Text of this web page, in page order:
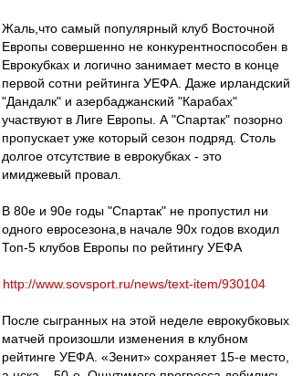
Жаль,что самый популярный клуб Восточной
Европы совершенно не конкурентноспособен в
Еврокубках и логично занимает место в конце
первой сотни рейтинга УЕФА. Даже ирландский
"Дандалк" и азербаджанский "Карабах"
участвуют в Лиге Европы. А "Спартак" позорно
пропускает уже который сезон подряд. Столь
долгое отсутствие в еврокубках - это
имиджевый провал.
В 80е и 90е годы "Спартак" не пропустил ни
одного евросезона,в начале 90х годов входил
Топ-5 клубов Европы по рейтингу УЕФА
http://www.sovsport.ru/news/text-item/930104
После сыгранных на этой неделе еврокубковых
матчей произошли изменения в клубном
рейтинге УЕФА. «Зенит» сохраняет 15-е место,